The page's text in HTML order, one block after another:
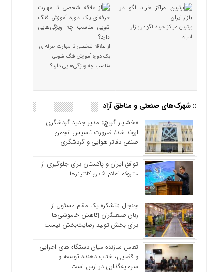
برترین مراکز خرید لگو در بازار
ایران
از علاقه شخصی تا مهارت حرفه‌ای
یک دوره آموزش فنگ شویی
مناسب چه ویژگی‌هایی دارد؟
:: شهرک‌های صنعتی و مناطق آزاد
«خشایار گریچ» مدیر جدید گردشگری
اروند شد/ ضرورت تاسیس انجمن
صنفی دفاتر هوایی و گردشگری
توافق ایران و پاکستان برای جلوگیری از
متروکه اعلام شدن کانتینرها
جنجال «تشکر» یک مقام مسئول از
زبان صنعتگران |کاهش خاموشی‌ها
برای بخش تولید رضایت‌بخش نیست
تعامل سازنده میان دستگاه‌ های اجرایی
و قضایی، شتاب‌ دهنده توسعه و
سرمایه‌گذاری در ارس است